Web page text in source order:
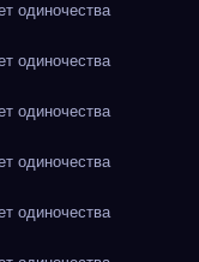
одиночества
одиночества
одиночества
одиночества
одиночества